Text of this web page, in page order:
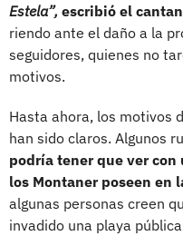
Estela”, escribió el
riendo ante el daño a la
seguidores, quienes no
motivos.
Hasta ahora, los motivos
han sido claros. Algunos
podría tener que ver
los Montaner poseen en
algunas personas creen
invadido una playa